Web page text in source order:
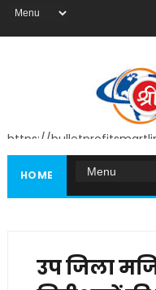
https://
HOME
उप जिला